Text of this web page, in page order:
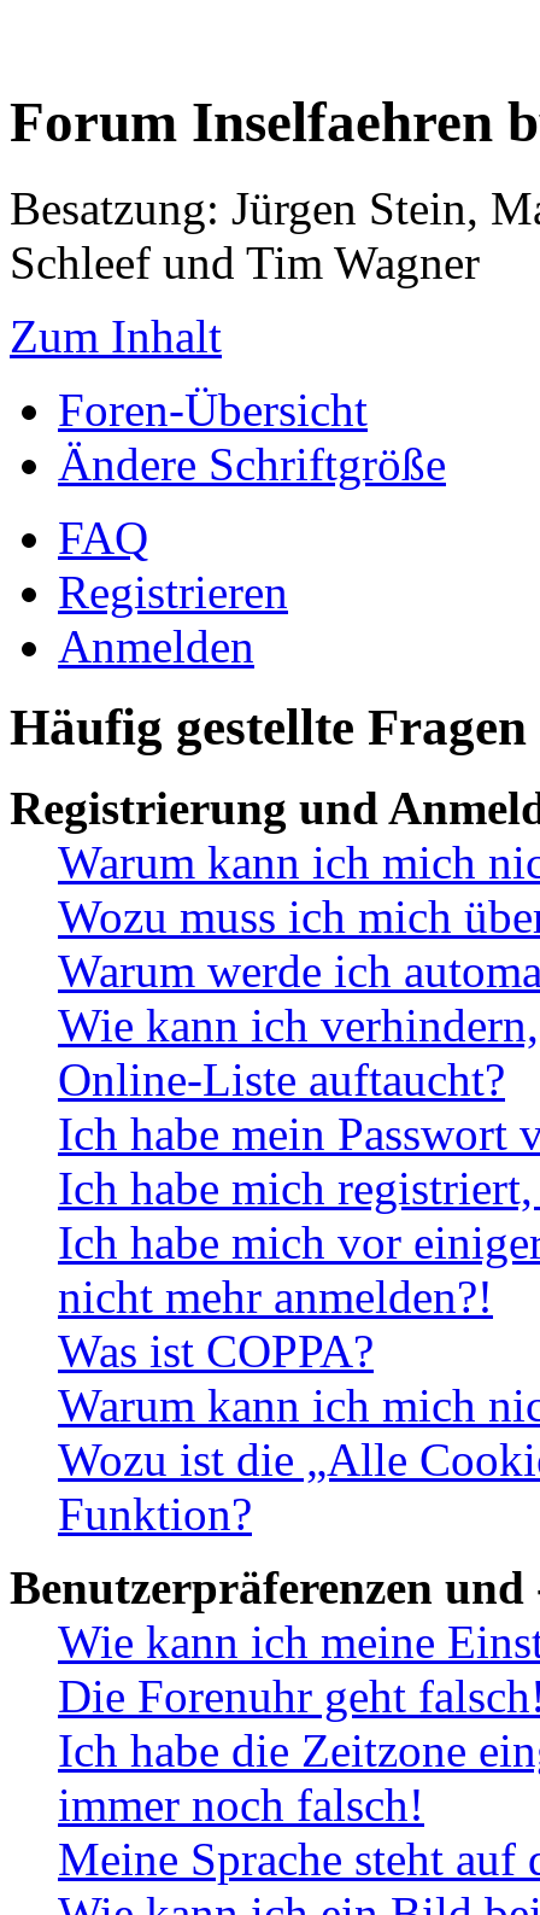
Forum Inselfaehren
Besatzung: Jürgen Stein,
Schleef und Tim Wagner
Zum Inhalt
Foren-Übersicht
Ändere Schriftgröße
FAQ
Registrieren
Anmelden
Häufig gestellte Fragen
Registrierung und
Warum kann ich mich
Wozu muss ich mich
Warum werde ich
Wie kann ich
Online-Liste auftaucht?
Ich habe mein Passwort
Ich habe mich
Ich habe mich vor
nicht mehr anmelden?!
Was ist COPPA?
Warum kann ich mich
Wozu ist die „Alle
Funktion?
Benutzerpräferenzen und
Wie kann ich meine
Die Forenuhr geht
Ich habe die Zeitzone
immer noch falsch!
Meine Sprache steht